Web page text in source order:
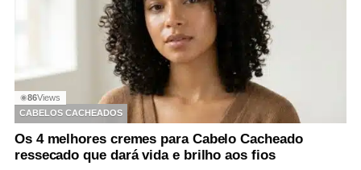
◉86Views
CABELOS CACHEADOS
Os 4 melhores cremes para Cabelo Cacheado
ressecado que dará vida e brilho aos fios